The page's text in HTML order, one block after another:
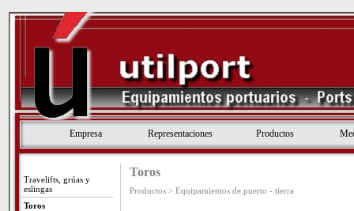
Empresa Representaciones Productos
Toros
Productos > Equipamientos de puerto - tierra
Travelifts, grúas y
eslingas
Toros